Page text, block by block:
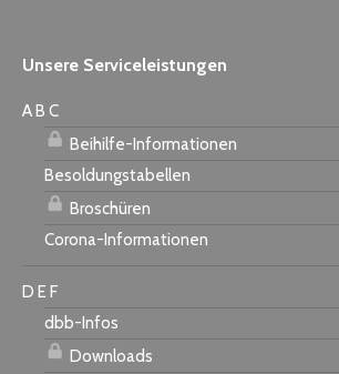
Unsere Serviceleistungen
A B C
Beihilfe-Informationen
Besoldungstabellen
Broschüren
Corona-Informationen
D E F
dbb-Infos
Downloads